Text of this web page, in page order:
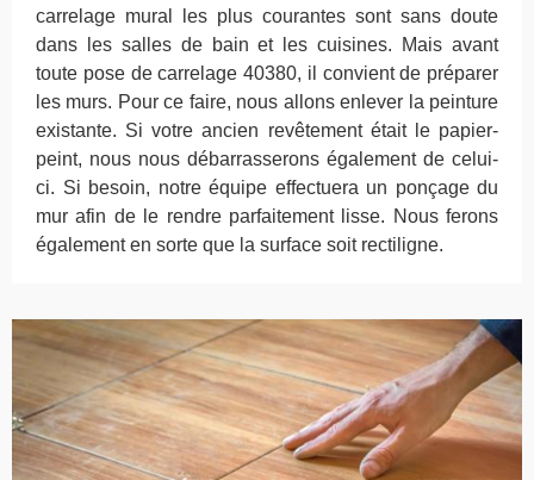
carrelage mural les plus courantes sont sans doute
dans les salles de bain et les cuisines. Mais avant
toute pose de carrelage 40380, il convient de préparer
les murs. Pour ce faire, nous allons enlever la peinture
existante. Si votre ancien revêtement était le papier-
peint, nous nous débarrasserons également de celui-
ci. Si besoin, notre équipe effectuera un ponçage du
mur afin de le rendre parfaitement lisse. Nous ferons
également en sorte que la surface soit rectiligne.